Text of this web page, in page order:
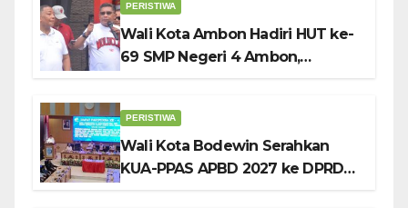
PERISTIWA
Wali Kota Ambon Hadiri HUT ke-
69 SMP Negeri 4 Ambon,
PERISTIWA
Wali Kota Bodewin Serahkan
KUA-PPAS APBD 2027 ke DPRD